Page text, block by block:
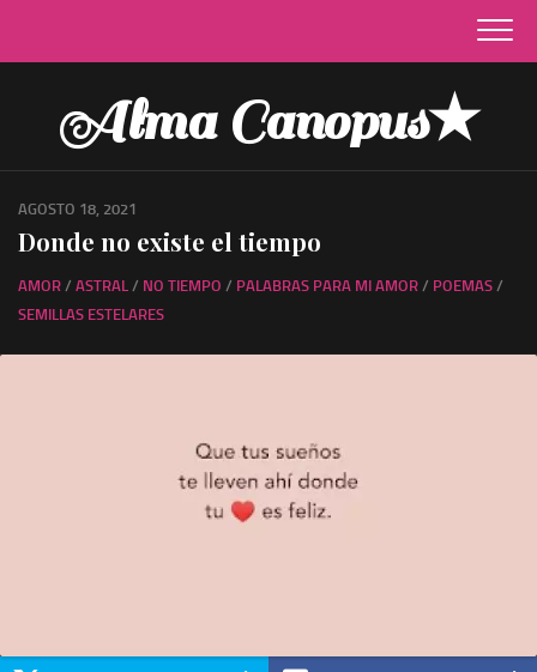
content
Alma Canopus★
AGOSTO 18, 2021
Donde no existe el tiempo
AMOR / ASTRAL / NO TIEMPO / PALABRAS PARA MI AMOR / POEMAS /
SEMILLAS ESTELARES